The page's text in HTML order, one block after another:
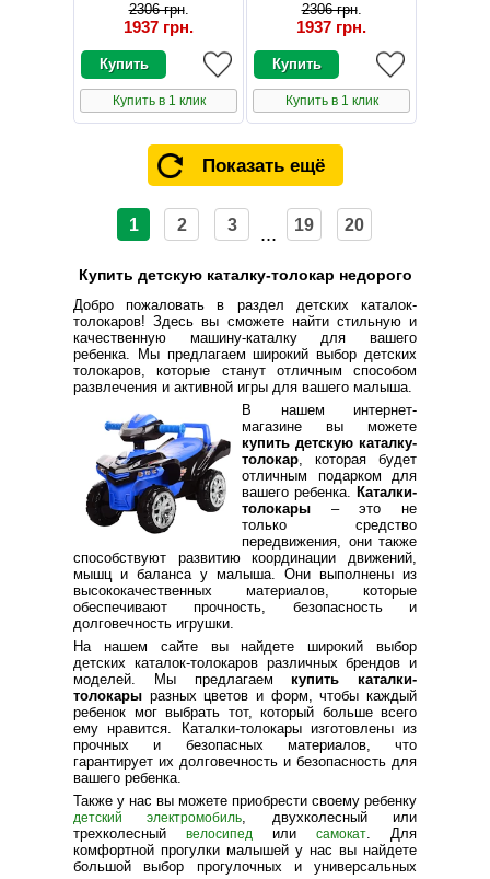
2306 грн.
1937 грн.
Купить в 1 клик
2306 грн.
1937 грн.
Купить в 1 клик
Показать ещё
1 2 3 ... 19 20
Купить детскую каталку-толокар недорого
Добро пожаловать в раздел детских каталок-
толокаров! Здесь вы сможете найти стильную и
качественную машину-каталку для вашего
ребенка. Мы предлагаем широкий выбор детских
толокаров, которые станут отличным способом
развлечения и активной игры для вашего малыша.
В нашем интернет-
магазине вы можете
купить детскую каталку-
толокар , которая будет
отличным подарком для
вашего ребенка.
Каталки-
толокары – это не
только средство
передвижения, они также
способствуют развитию координации движений,
мышц и баланса у малыша. Они выполнены из
высококачественных материалов, которые
обеспечивают прочность, безопасность и
долговечность игрушки.
На нашем сайте вы найдете широкий выбор
детских каталок-толокаров различных брендов и
моделей. Мы предлагаемкупить каталки-
толокары разных цветов и форм, чтобы каждый
ребенок мог выбрать тот, который больше всего
ему нравится. Каталки-толокары изготовлены из
прочных и безопасных материалов, что
гарантирует их долговечность и безопасность для
вашего ребенка.
Также у нас вы можете приобрести своему ребенку
детский электромобиль , двухколесный или
трехколесный велосипед или самокат . Для
комфортной прогулки малышей у нас вы найдете
большой выбор прогулочных и универсальных